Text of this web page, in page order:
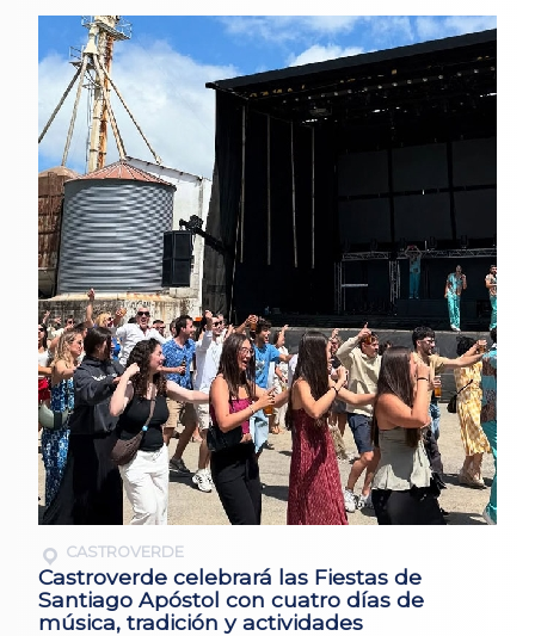
CASTROVERDE
Castroverde celebrará las Fiestas de
Santiago Apóstol con cuatro días de
música, tradición y actividades